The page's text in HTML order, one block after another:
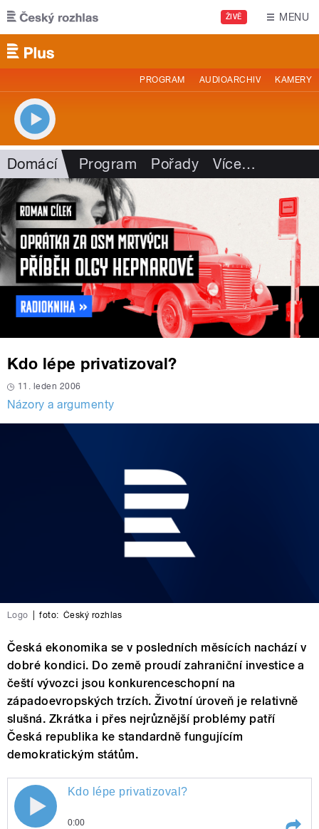
Přejít k hlavnímu obsahu
ŽIVĚ MENU
PROGRAM AUDIOARCHIV KAMERY
Domácí Program Pořady Více…
Kdo lépe privatizoval?
11. leden 2006
Názory a argumenty
Logo foto: Český rozhlas
Česká ekonomika se v posledních měsících nachází v
dobré kondici. Do země proudí zahraniční investice a
čeští vývozci jsou konkurenceschopní na
západoevropských trzích. Životní úroveň je relativně
slušná. Zkrátka i přes nejrůznější problémy patří
Česká republika ke standardně fungujícím
demokratickým státům.
Kdo lépe privatizoval?
0:00